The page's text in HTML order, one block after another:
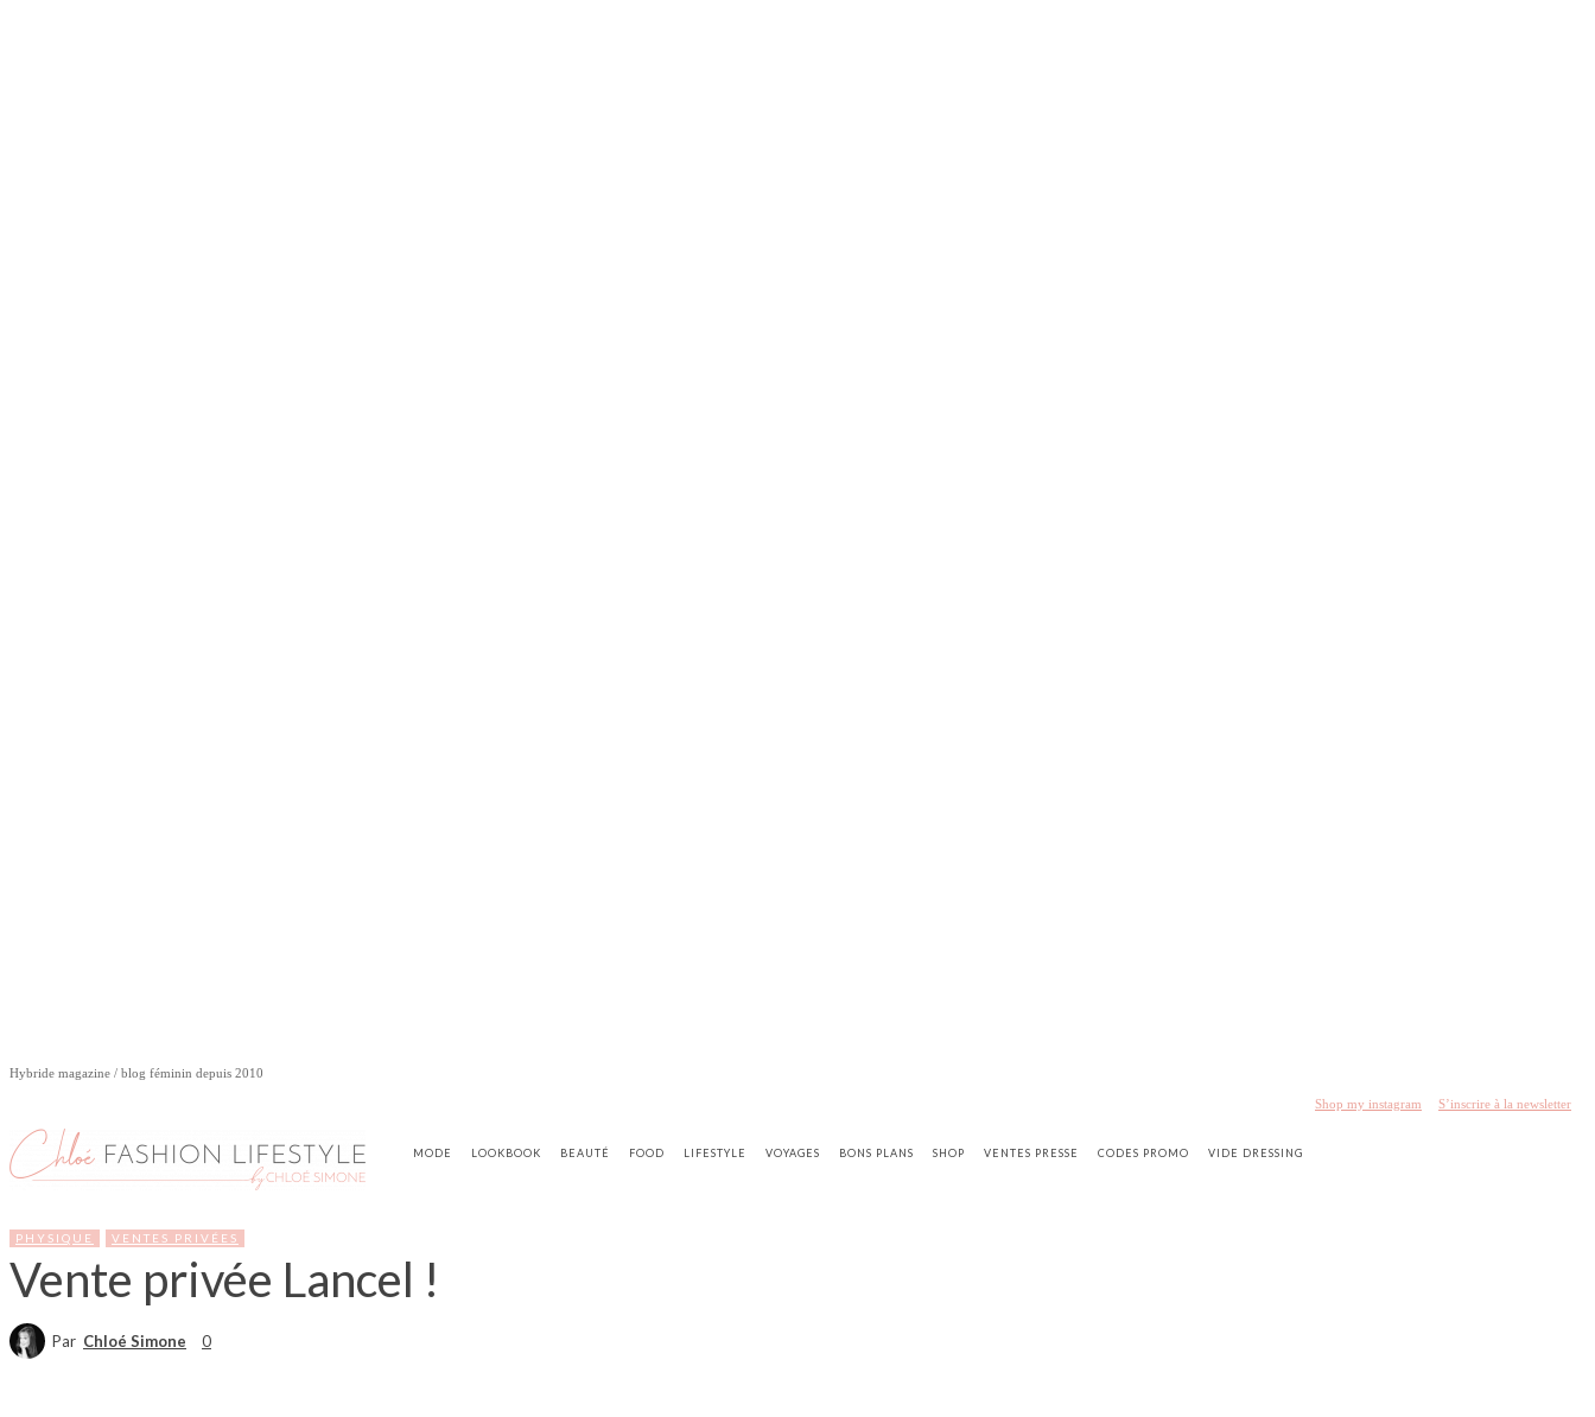
Hybride magazine / blog féminin depuis 2010
Shop my instagram S’inscrire à la newsletter
MODE LOOKBOOK BEAUTÉ FOOD LIFESTYLE VOYAGES BONS PLANS SHOP VENTES PRESSE CODES PROMO VIDE DRESSING
PHYSIQUE VENTES PRIVÉES
Vente privée Lancel !
Par Chloé Simone 0